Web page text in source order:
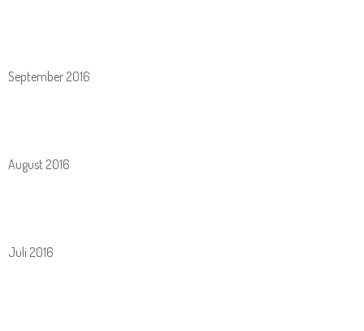
September 2016
August 2016
Juli 2016